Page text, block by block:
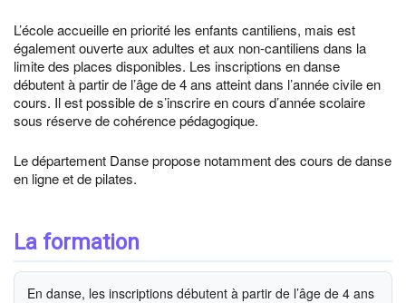
L’école accueille en priorité les enfants cantiliens, mais est
également ouverte aux adultes et aux non-cantiliens dans la
limite des places disponibles. Les inscriptions en danse
débutent à partir de l’âge de 4 ans atteint dans l’année civile en
cours. Il est possible de s’inscrire en cours d’année scolaire
sous réserve de cohérence pédagogique.
Le département Danse propose notamment des cours de danse
en ligne et de pilates.
La formation
En danse, les inscriptions débutent à partir de l’âge de 4 ans